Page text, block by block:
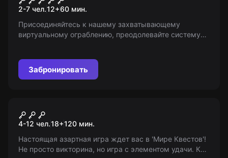
2-7 чел.12+60 мин.
Присоединяйтесь к нашему захватывающему
виртуальному ограблению, преодолевайте систему
является организатором игры.
Забронировать
Антиквиз
4-12 чел.18+120 мин.
Настоящая азартная игра ждет вас в 'Мире Квестов'!
Не просто викторина, но игра с элементом удачи. Кто